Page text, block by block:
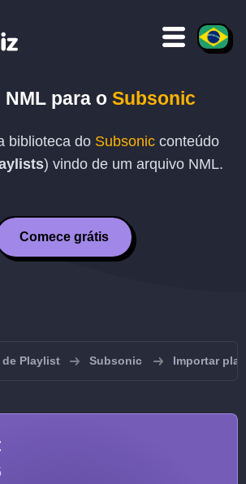
NML para o Subsonic
biblioteca do Subsonic conteúdo
) vindo de um arquivo NML.
Comece grátis
de Playlist Subsonic Importar